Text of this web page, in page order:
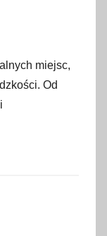
miejsc,
Od